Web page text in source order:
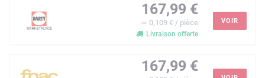
167,99 €
≃ 0,109 € / pièce
Livraison offerte
VOIR
167,99 €